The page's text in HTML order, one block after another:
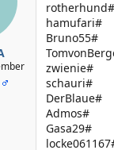
rotherhund#
hamufari#
Bruno55#
zwienie#
schauri#
DerBlaue#
Admos#
Gasa29#